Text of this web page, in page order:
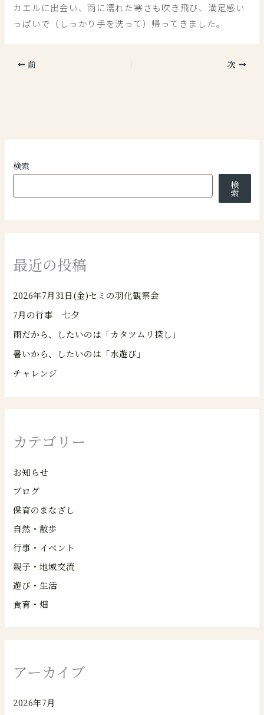
カエルに出会い、雨に濡れた寒さも吹き飛び、満足感い
っぱいで（しっかり手を洗って）帰ってきました。
前 次
検索
検
索
最近の投稿
2026年7月31日(金)セミの羽化観察会
7月の行事 七夕
雨だから、したいのは「カタツムリ探し」
暑いから、したいのは「水遊び」
チャレンジ
カテゴリー
お知らせ
ブログ
保育のまなざし
自然・散歩
行事・イベント
親子・地域交流
遊び・生活
食育・畑
アーカイブ
2026年7月